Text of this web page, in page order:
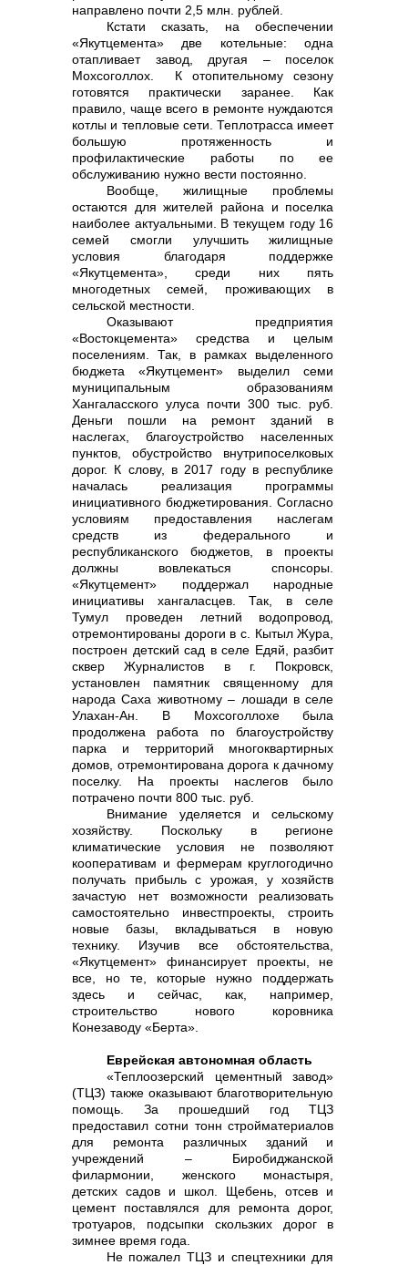
направлено почти 2,5 млн. рублей.
Кстати сказать, на обеспечении
«Якутцемента» две котельные: одна
отапливает завод, другая – поселок
Мохсоголлох. К отопительному сезону
готовятся практически заранее. Как
правило, чаще всего в ремонте нуждаются
котлы и тепловые сети. Теплотрасса имеет
большую протяженность и
профилактические работы по ее
обслуживанию нужно вести постоянно.
Вообще, жилищные проблемы
остаются для жителей района и поселка
наиболее актуальными. В текущем году 16
семей смогли улучшить жилищные
условия благодаря поддержке
«Якутцемента», среди них пять
многодетных семей, проживающих в
сельской местности.
Оказывают предприятия
«Востокцемента» средства и целым
поселениям. Так, в рамках выделенного
бюджета «Якутцемент» выделил семи
муниципальным образованиям
Хангаласского улуса почти 300 тыс. руб.
Деньги пошли на ремонт зданий в
наслегах, благоустройство населенных
пунктов, обустройство внутрипоселковых
дорог. К слову, в 2017 году в республике
началась реализация программы
инициативного бюджетирования. Согласно
условиям предоставления наслегам
средств из федерального и
республиканского бюджетов, в проекты
должны вовлекаться спонсоры.
«Якутцемент» поддержал народные
инициативы хангаласцев. Так, в селе
Тумул проведен летний водопровод,
отремонтированы дороги в с. Кытыл Жура,
построен детский сад в селе Едяй, разбит
сквер Журналистов в г. Покровск,
установлен памятник священному для
народа Саха животному – лошади в селе
Улахан-Ан. В Мохсоголлохе была
продолжена работа по благоустройству
парка и территорий многоквартирных
домов, отремонтирована дорога к дачному
поселку. На проекты наслегов было
потрачено почти 800 тыс. руб.
Внимание уделяется и сельскому
хозяйству. Поскольку в регионе
климатические условия не позволяют
кооперативам и фермерам круглогодично
получать прибыль с урожая, у хозяйств
зачастую нет возможности реализовать
самостоятельно инвестпроекты, строить
новые базы, вкладываться в новую
технику. Изучив все обстоятельства,
«Якутцемент» финансирует проекты, не
все, но те, которые нужно поддержать
здесь и сейчас, как, например,
строительство нового коровника
Конезаводу «Берта».
Еврейская автономная область
«Теплоозерский цементный завод»
(ТЦЗ) также оказывают благотворительную
помощь. За прошедший год ТЦЗ
предоставил сотни тонн стройматериалов
для ремонта различных зданий и
учреждений – Биробиджанской
филармонии, женского монастыря,
детских садов и школ. Щебень, отсев и
цемент поставлялся для ремонта дорог,
тротуаров, подсыпки скользких дорог в
зимнее время года.
Не пожалел ТЦЗ и спецтехники для